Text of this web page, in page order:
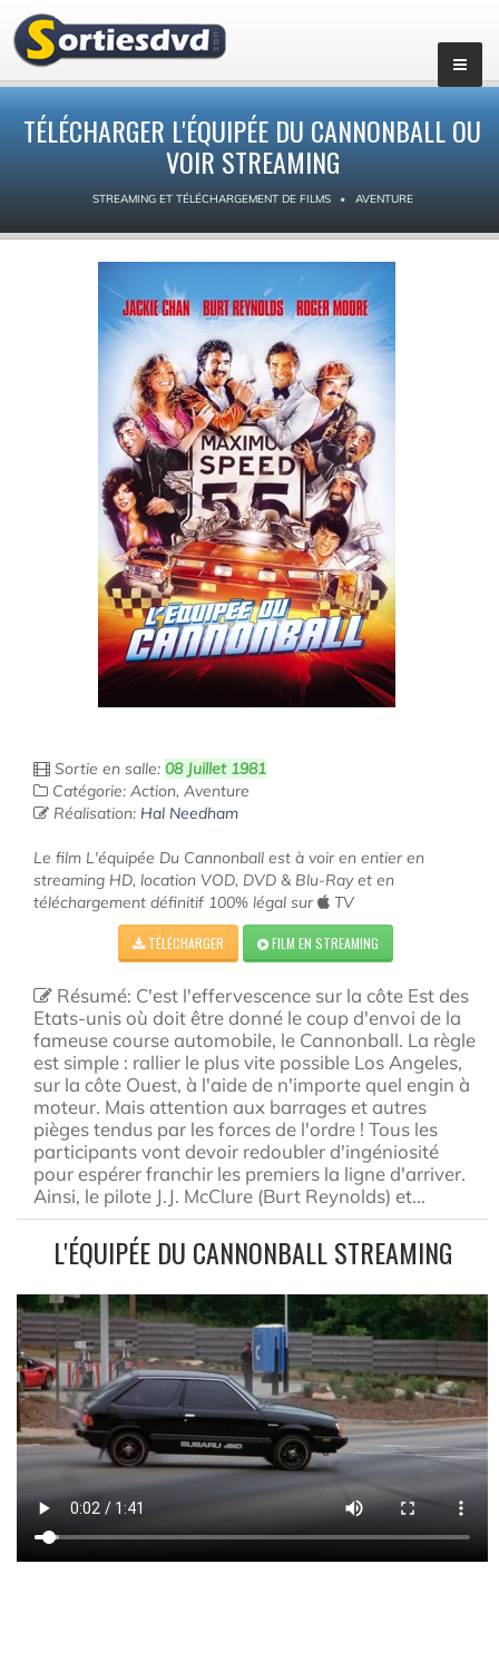
TÉLÉCHARGER L'ÉQUIPÉE DU CANNONBALL OU
VOIR STREAMING
STREAMING ET TÉLÉCHARGEMENT DE FILMS AVENTURE
Sortie en salle: 08 Juillet 1981
Catégorie: Action, Aventure
Réalisation: Hal Needham
Le film L'équipée Du Cannonball est à voir en entier en
streaming HD, location VOD, DVD & Blu-Ray et en
téléchargement définitif 100% légal sur
TV
TÉLÉCHARGER FILM EN STREAMING
Résumé: C'est l'effervescence sur la côte Est des
Etats-unis où doit être donné le coup d'envoi de la
fameuse course automobile, le Cannonball. La règle
est simple : rallier le plus vite possible Los Angeles,
sur la côte Ouest, à l'aide de n'importe quel engin à
moteur. Mais attention aux barrages et autres
pièges tendus par les forces de l'ordre ! Tous les
participants vont devoir redoubler d'ingéniosité
pour espérer franchir les premiers la ligne d'arriver.
Ainsi, le pilote J.J. McClure (Burt Reynolds) et...
L'ÉQUIPÉE DU CANNONBALL STREAMING